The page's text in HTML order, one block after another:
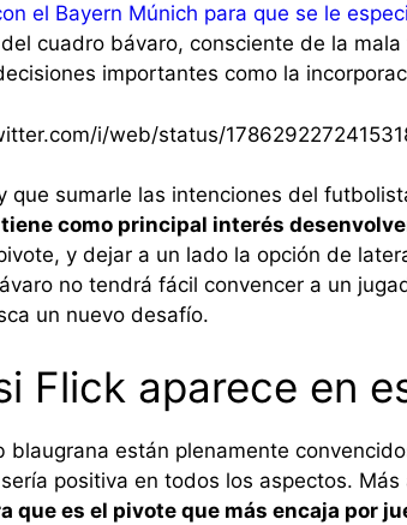
el Bayern Múnich para que se le
cuadro bávaro, consciente de la
importantes como la
i/web/status/
que sumarle las intenciones del
tiene como principal interés
y dejar a un lado la opción de
no tendrá fácil convencer a un
un nuevo desafío.
Flick aparece en
blaugrana están plenamente
positiva en todos los aspectos.
que es el pivote que más encaja por